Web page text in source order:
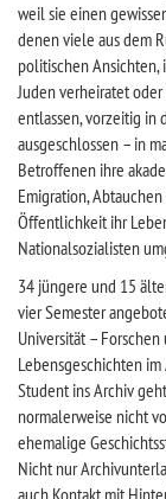
weil sie einen
denen viele aus dem
politischen
Juden verheiratet
entlassen, vorzeitig in
ausgeschlossen – in
Betroffenen ihre
Emigration,
Öffentlichkeit ihr
Nationalsozialisten
34 jüngere und 15
vier Semester
Universität –
Lebensgeschichten im
Student ins Archiv
normalerweise nicht
ehemalige
Nicht nur
auch Kontakt mit